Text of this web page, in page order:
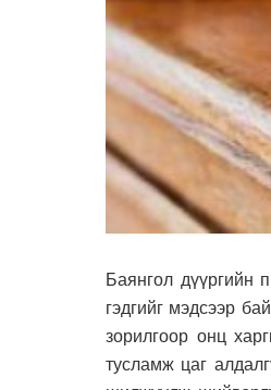
Баянгол дүүргийн
гэдгийг мэдсээр
зорилгоор онц
тусламж цаг